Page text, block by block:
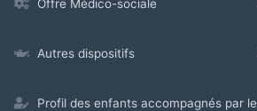
Offre Médico-sociale
Autres dispositifs
Profil des enfants accompagnés par le